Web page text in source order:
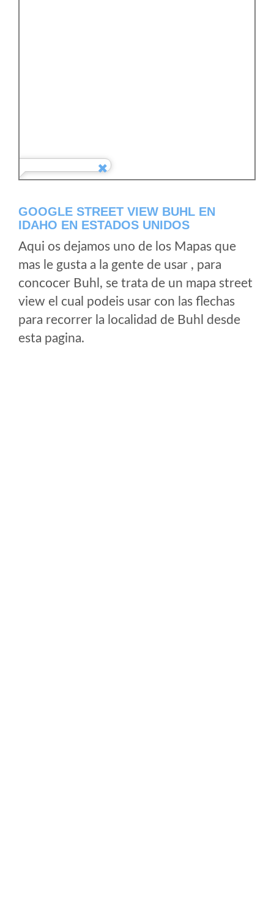
GOOGLE STREET VIEW BUHL EN
IDAHO EN ESTADOS UNIDOS
Aqui os dejamos uno de los Mapas que
mas le gusta a la gente de usar , para
concocer Buhl, se trata de un mapa street
view el cual podeis usar con las flechas
para recorrer la localidad de Buhl desde
esta pagina.